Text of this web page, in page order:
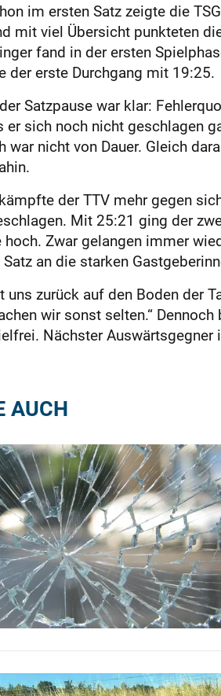
im ersten Satz zeigte die
mit viel Übersicht punkteten
fand in der ersten
der erste Durchgang mit 19:25.
Satzpause war klar:
er sich noch nicht geschlagen
war nicht von Dauer. Gleich
der TTV mehr gegen
Mit 25:21 ging der
hoch. Zwar gelangen immer
an die starken
uns zurück auf den Boden der
wir sonst selten.“
Nächster
AUCH